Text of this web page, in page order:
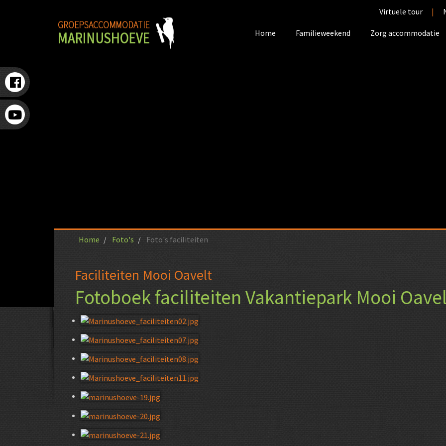
Virtuele tour |
Home Familieweekend Zorg accommodatie
Home Foto's Foto's faciliteiten
Faciliteiten Mooi Oavelt
Fotoboek faciliteiten Vakantiepark Mooi